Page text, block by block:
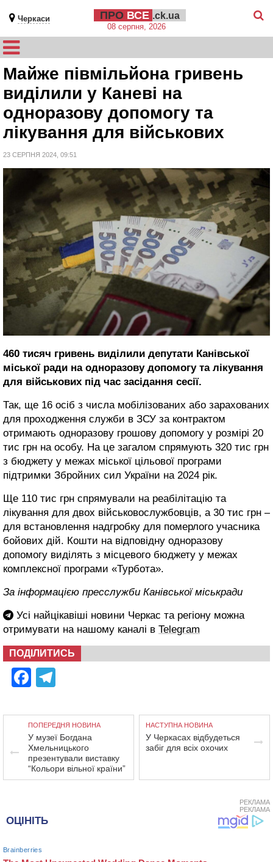
Черкаси ПРО ВСЕ .ck.ua
08 серпня, 2026
Майже півмільйона гривень
виділили у Каневі на
одноразову допомогу та
лікування для військових
23 СЕРПНЯ 2024, 09:51
460 тисяч гривень виділили депутати Канівської
міської ради на одноразову допомогу та лікування
для військових під час засідання сесії.
Так, ще 16 осіб з числа мобілізованих або зарахованих
для проходження служби в ЗСУ за контрактом
отримають одноразову грошову допомогу у розмірі 20
тис грн на особу. На це загалом спрямують 320 тис грн
з бюджету у межах міської цільової програми
підтримки Збройних сил України на 2024 рік.
Ще 110 тис грн спрямували на реабілітацію та
лікування для двох військовослужбовців, а 30 тис грн –
для встановлення надгробку для померлого учасника
бойових дій. Кошти на відповідну одноразову
допомогу виділять з місцевого бюджету у межах
комплексної програми «Турбота».
За інформацією пресслужби Канівської міськради
Усі найцікавіші новини Черкас та регіону можна
отримувати на нашому каналі в Telegram
ПОДІЛИТИСЬ
Facebook
ПОПЕРЕДНЯ НОВИНА
У музеї Богдана
Хмельницького
презентували виставку
“Кольори вільної країни”
НАСТУПНА НОВИНА
У Черкасах відбудеться
забіг для всіх охочих
РЕКЛАМА
РЕКЛАМА